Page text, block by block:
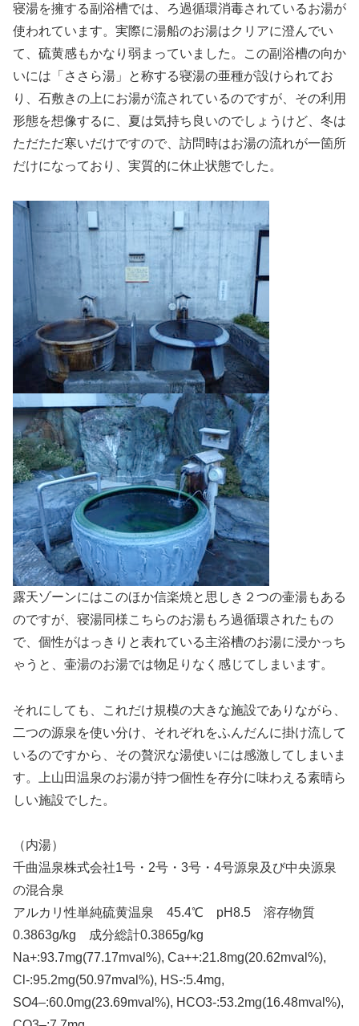
寝湯を擁する副浴槽では、ろ過循環消毒されているお湯が
使われています。実際に湯船のお湯はクリアに澄んでい
て、硫黄感もかなり弱まっていました。この副浴槽の向か
いには「ささら湯」と称する寝湯の亜種が設けられてお
り、石敷きの上にお湯が流されているのですが、その利用
形態を想像するに、夏は気持ち良いのでしょうけど、冬は
ただただ寒いだけですので、訪問時はお湯の流れが一箇所
だけになっており、実質的に休止状態でした。
露天ゾーンにはこのほか信楽焼と思しき２つの壷湯もある
のですが、寝湯同様こちらのお湯もろ過循環されたもの
で、個性がはっきりと表れている主浴槽のお湯に浸かっち
ゃうと、壷湯のお湯では物足りなく感じてしまいます。
それにしても、これだけ規模の大きな施設でありながら、
二つの源泉を使い分け、それぞれをふんだんに掛け流して
いるのですから、その贅沢な湯使いには感激してしまいま
す。上山田温泉のお湯が持つ個性を存分に味わえる素晴ら
しい施設でした。
（内湯）
千曲温泉株式会社1号・2号・3号・4号源泉及び中央源泉
の混合泉
アルカリ性単純硫黄温泉 45.4℃ pH8.5 溶存物質
0.3863g/kg 成分総計0.3865g/kg
Na+:93.7mg(77.17mval%), Ca++:21.8mg(20.62mval%),
Cl-:95.2mg(50.97mval%), HS-:5.4mg,
SO4–:60.0mg(23.69mval%), HCO3-:53.2mg(16.48mval%),